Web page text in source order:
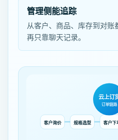
管理侧能追踪
从客户、商品、库存到对
再只靠聊天记录。
客户询价 规格选型 客户下
云上订
订单链路